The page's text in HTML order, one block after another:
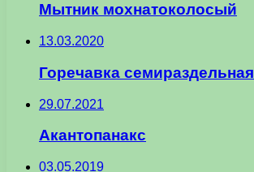
Мытник мохнатоколосый
13.03.2020
Горечавка семираздельная
29.07.2021
Акантопанакс
03.05.2019